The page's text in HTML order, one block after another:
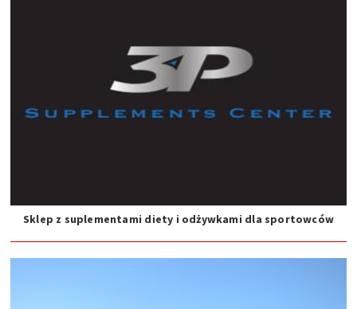
Sklep z suplementami diety i odżywkami dla sportowców